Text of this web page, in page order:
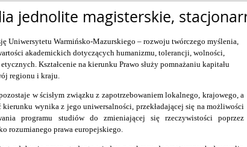
jednolite magisterskie,
Uniwersytetu Warmińsko-Mazurskiego – rozwoju twórczego myślenia,
akademickich dotyczących humanizmu, tolerancji, wolności,
Kształcenie na kierunku Prawo służy pomnażaniu kapitału
regionu i kraju.
w ścisłym związku z zapotrzebowaniem lokalnego, krajowego, a
wynika z jego uniwersalności, przekładającej się na możliwości
programu studiów do zmieniającej się rzeczywistości poprzez
rozumianego prawa europejskiego.